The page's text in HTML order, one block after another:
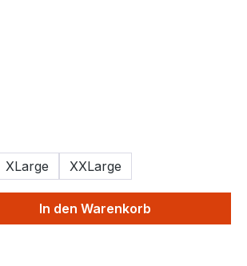
XLarge XXLarge
den gewünschten Wert
In den Warenkorb